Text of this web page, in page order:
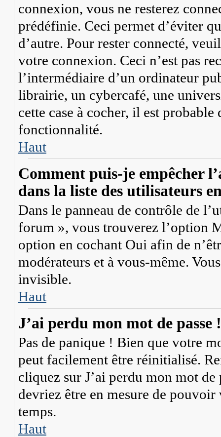
connexion, vous ne resterez
prédéfinie. Ceci permet d’éviter
d’autre. Pour rester connecté,
votre connexion. Ceci n’est pas
l’intermédiaire d’un ordinateur
librairie, un cybercafé, une
cette case à cocher, il est
fonctionnalité.
Haut
Comment puis-je empêcher
dans la liste des utilisateurs
Dans le panneau de contrôle de
forum », vous trouverez l’option
option en cochant Oui afin de
modérateurs et à vous-même.
invisible.
Haut
J’ai perdu mon mot de passe !
Pas de panique ! Bien que votre
peut facilement être réinitialisé.
cliquez sur J’ai perdu mon mot de
devriez être en mesure de
temps.
Haut